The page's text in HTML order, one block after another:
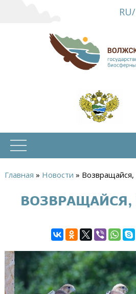
основному
содержанию
RU/
здесь
Главная » Новости » Возвращайся,
ВОЗВРАЩАЙСЯ,